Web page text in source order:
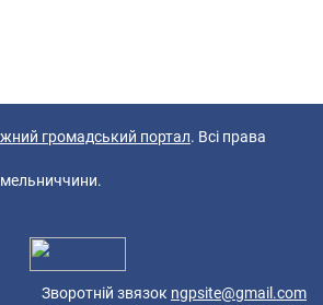
громадський портал. Всі права
Зворотній звязок ngpsite@gmail.com